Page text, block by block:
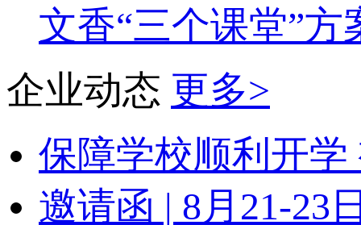
文香“三个课堂”方
企业动态 更多>
保障学校顺利开
邀请函 | 8月21-23